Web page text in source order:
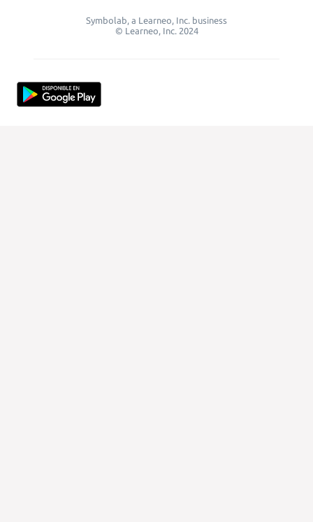
Symbolab, a Learneo, Inc. business
© Learneo, Inc. 2024